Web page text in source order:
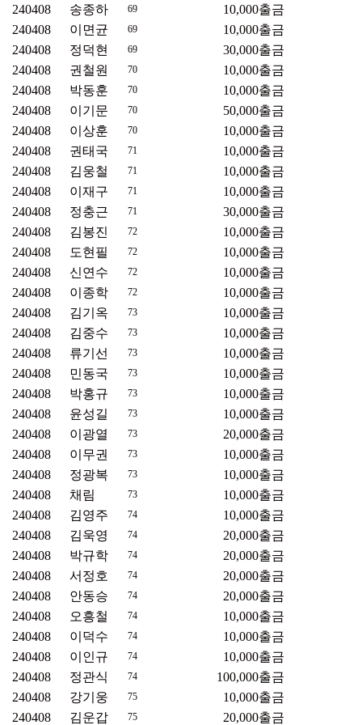
240408
송종하 69 10,000출금
240408
이면균 69 10,000출금
240408
정덕현 69 30,000출금
240408
권철원 70 10,000출금
240408
박동훈 70 10,000출금
240408
이기문 70 50,000출금
240408
이상훈 70 10,000출금
240408
권태국 71 10,000출금
240408
김웅철 71 10,000출금
240408
이재구 71 10,000출금
240408
정충근 71 30,000출금
240408
김봉진 72 10,000출금
240408
도현필 72 10,000출금
240408
신연수 72 10,000출금
240408
이종학 72 10,000출금
240408
김기옥 73 10,000출금
240408
김중수 73 10,000출금
240408
류기선 73 10,000출금
240408
민동국 73 10,000출금
240408
박홍규 73 10,000출금
240408
윤성길 73 10,000출금
240408
이광열 73 20,000출금
240408
이무권 73 10,000출금
240408
정광복 73 10,000출금
240408
채림 73 10,000출금
240408
김영주 74 10,000출금
240408
김욱영 74 20,000출금
240408
박규학 74 20,000출금
240408
서정호 74 20,000출금
240408
안동승 74 20,000출금
240408
오흥철 74 10,000출금
240408
이덕수 74 10,000출금
240408
이인규 74 10,000출금
240408
정관식 74 100,000출금
240408
강기웅 75 10,000출금
240408
김운갑 75 20,000출금